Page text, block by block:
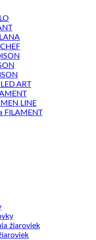
ART
LINE
FILAMENT
žiaroviek